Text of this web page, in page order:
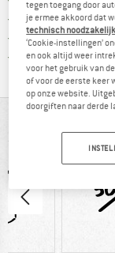
100 dagen
> 4.000.000
Alle artikelen in
tegen toegang door
je ermee akkoord dat
technisch
‘Cookie-instellingen’
en ook altijd weer
voor het gebruik van
of voor de eerste keer
op onze website.
doorgiften naar derde